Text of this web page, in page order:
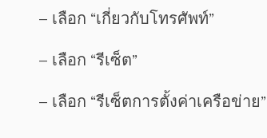
– เลือก “เกี่ยวกับโทรศัพท์”
– เลือก “รีเซ็ต”
– เลือก “รีเซ็ตการตั้งค่าเครือข่าย”